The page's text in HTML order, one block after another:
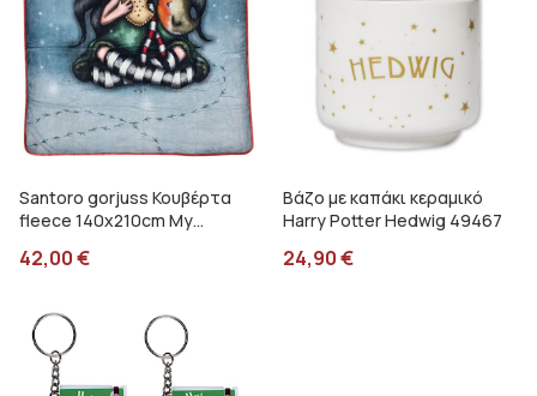
Santoro gorjuss Κουβέρτα
fleece 140x210cm My
42,00€
Βάζο με καπάκι κεραμικό
Harry Potter Hedwig 49467
24,90€